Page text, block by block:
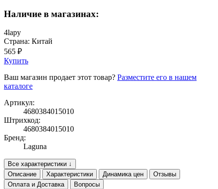
Наличие в магазинах:
4lapy
Страна: Китай
565 ₽
Купить
Ваш магазин продает этот товар? Разместите его в нашем
каталоге
Артикул:
4680384015010
Штрихкод:
4680384015010
Бренд:
Laguna
Все характеристики ↓
Описание
Характеристики Динамика цен
Отзывы
Оплата и Доставка
Вопросы